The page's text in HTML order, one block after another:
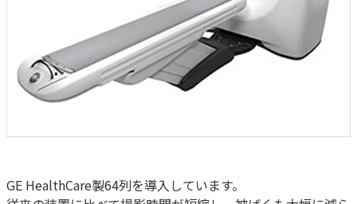
GE HealthCare製64列を導入しています。